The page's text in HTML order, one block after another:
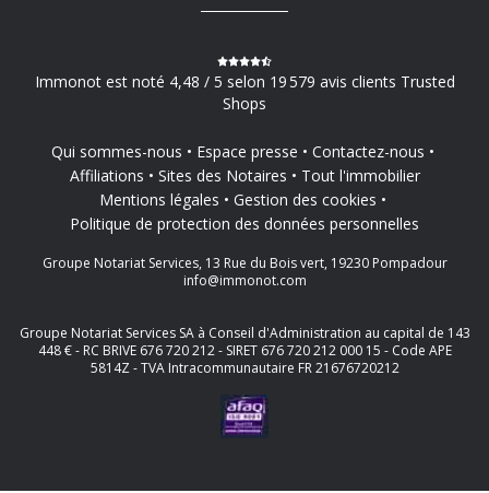
Immonot est noté 4,48 / 5 selon 19 579 avis clients Trusted
Shops
Qui sommes-nous Espace presse
Contactez-nous
Affiliations
Sites des Notaires
Tout l'immobilier
Mentions légales
Gestion des cookies
Politique de protection des données personnelles
Groupe Notariat Services, 13 Rue du Bois vert, 19230 Pompadour
info@immonot.com
Groupe Notariat Services SA à Conseil d'Administration au capital de 143
448 € - RC BRIVE 676 720 212 - SIRET 676 720 212 000 15 - Code APE
5814Z - TVA Intracommunautaire FR 21676720212